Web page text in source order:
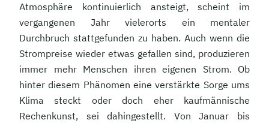
Atmosphäre kontinuierlich ansteigt, scheint im
vergangenen Jahr vielerorts ein mentaler
Durchbruch stattgefunden zu haben. Auch wenn die
Strompreise wieder etwas gefallen sind, produzieren
immer mehr Menschen ihren eigenen Strom. Ob
hinter diesem Phänomen eine verstärkte Sorge ums
Klima steckt oder doch eher kaufmännische
Rechenkunst, sei dahingestellt. Von Januar bis